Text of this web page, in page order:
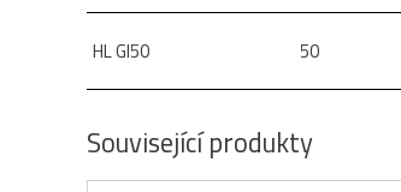
HL GI50 50
Související produkty